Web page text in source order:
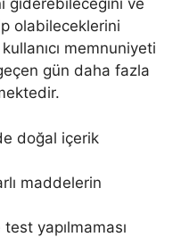
giderebileceğini ve
olabileceklerini
memnuniyeti
gün daha fazla
doğal içerik
maddelerin
yapılmaması